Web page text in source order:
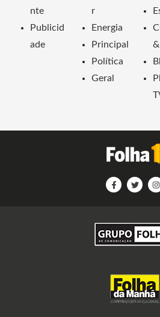
nte
Publicid
ade
r
Energia
Principal
Política
Geral